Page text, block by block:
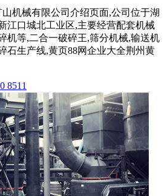
机械有限公司介绍页面,公司位于湖
江口城北工业区,主要经营配套机械
机等,二合一破碎王,筛分机械,输送机
石生产线,黄页88网企业大全荆州黄
8511